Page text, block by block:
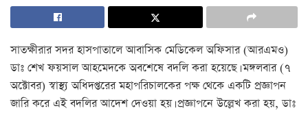
সাতক্ষীরার সদর হাসপাতালে আবাসিক মেডিকেল অফিসার (আরএমও)
ডাঃ শেখ ফয়সাল আহমেদকে অবশেষে বদলি করা হয়েছে। মঙ্গলবার (৭
অক্টোবর) স্বাস্থ্য অধিদপ্তরের মহাপরিচালকের পক্ষ থেকে একটি প্রজ্ঞাপন
জারি করে এই বদলির আদেশ দেওয়া হয়। প্রজ্ঞাপনে উল্লেখ করা হয়, ডাঃ